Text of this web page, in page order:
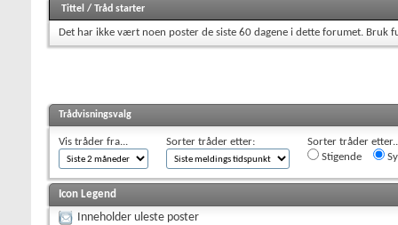
Tittel / Tråd starter
Det har ikke vært noen poster de siste 60 dagene i dette forumet. Bruk
Trådvisningsvalg
Vis tråder fra... Sorter tråder etter:
Sorter tråder
Stigende
Icon Legend
Inneholder uleste poster